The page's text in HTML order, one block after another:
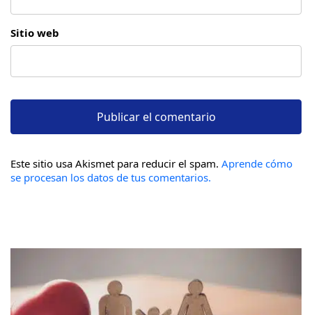
Sitio web
Este sitio usa Akismet para reducir el spam. Aprende cómo
se procesan los datos de tus comentarios.